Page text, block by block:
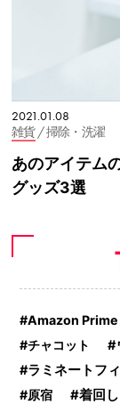
2021.01.08
雑貨/ 掃除・洗濯
あのアイテム
グッズ3選
Amazon
チャコット
ラミネートフ
原宿
着回し